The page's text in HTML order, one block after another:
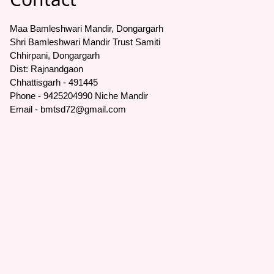
Maa Bamleshwari Mandir, Dongargarh
Shri Bamleshwari Mandir Trust Samiti
Chhirpani, Dongargarh
Dist: Rajnandgaon
Chhattisgarh - 491445
Phone - 9425204990 Niche Mandir
Email - bmtsd72@gmail.com